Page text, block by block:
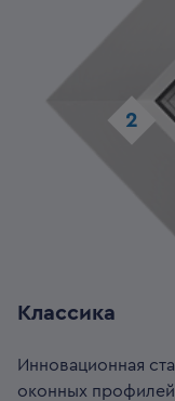
2
Классика
Инновационная
оконных